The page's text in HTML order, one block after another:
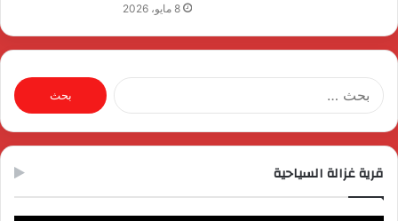
8 مايو، 2026
البحث
عن:
قرية غزالة السياحية